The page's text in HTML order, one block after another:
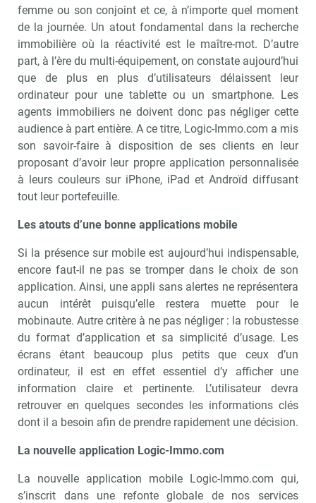
femme ou son conjoint et ce, à n’importe quel moment
de la journée. Un atout fondamental dans la recherche
immobilière où la réactivité est le maître-mot. D’autre
part, à l’ère du multi-équipement, on constate aujourd’hui
que de plus en plus d’utilisateurs délaissent leur
ordinateur pour une tablette ou un smartphone. Les
agents immobiliers ne doivent donc pas négliger cette
audience à part entière. A ce titre, Logic-Immo.com a mis
son savoir-faire à disposition de ses clients en leur
proposant d’avoir leur propre application personnalisée
à leurs couleurs sur iPhone, iPad et Androïd diffusant
tout leur portefeuille.
Les atouts d’une bonne applications mobile
Si la présence sur mobile est aujourd’hui indispensable,
encore faut-il ne pas se tromper dans le choix de son
application. Ainsi, une appli sans alertes ne représentera
aucun intérêt puisqu’elle restera muette pour le
mobinaute. Autre critère à ne pas négliger : la robustesse
du format d’application et sa simplicité d’usage. Les
écrans étant beaucoup plus petits que ceux d’un
ordinateur, il est en effet essentiel d’y afficher une
information claire et pertinente. L’utilisateur devra
retrouver en quelques secondes les informations clés
dont il a besoin afin de prendre rapidement une décision.
La nouvelle application Logic-Immo.com
La nouvelle application mobile Logic-Immo.com qui,
s’inscrit dans une refonte globale de nos services